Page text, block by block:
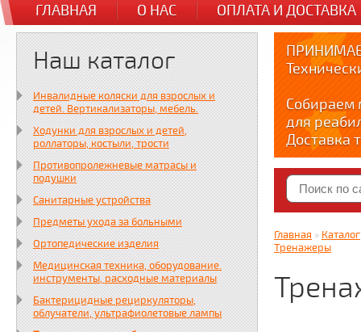
ГЛАВНАЯ О НАС ОПЛАТА И ДОСТАВКА
Наш каталог
Инвалидные коляски для взрослых и
детей. Вертикализаторы, мебель.
Ходунки для взрослых и детей,
роллаторы, костыли, трости
Противопролежневые матрасы и
подушки
Санитарные устройства
Предметы ухода за больными
Ортопедические изделия
Медицинская техника, оборудование.
инструменты, расходные материалы
Бактерицидные рециркуляторы,
облучатели, ультрафиолетовые лампы
Собираем
для
Доставка
по тел.
Краткие
Яндекс.
zabota16.ru
Всегда на
Главная » Каталог
Тренажеры